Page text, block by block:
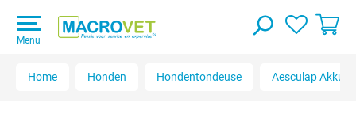
Menu
Home Honden Hondentondeuse Aesculap